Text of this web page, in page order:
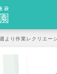
より作業レクリエー